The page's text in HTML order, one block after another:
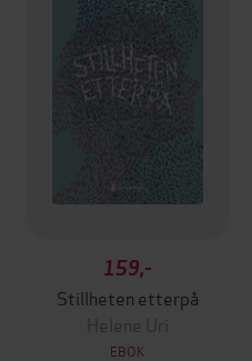
159,-
Stillheten etterpå
Helene Uri
EBOK